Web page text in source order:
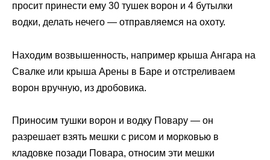
просит принести ему 30 тушек ворон и 4 бутылки
водки, делать нечего — отправляемся на охоту.
Находим возвышенность, например крыша Ангара на
Свалке или крыша Арены в Баре и отстреливаем
ворон вручную, из дробовика.
Приносим тушки ворон и водку Повару — он
разрешает взять мешки с рисом и морковью в
кладовке позади Повара, относим эти мешки